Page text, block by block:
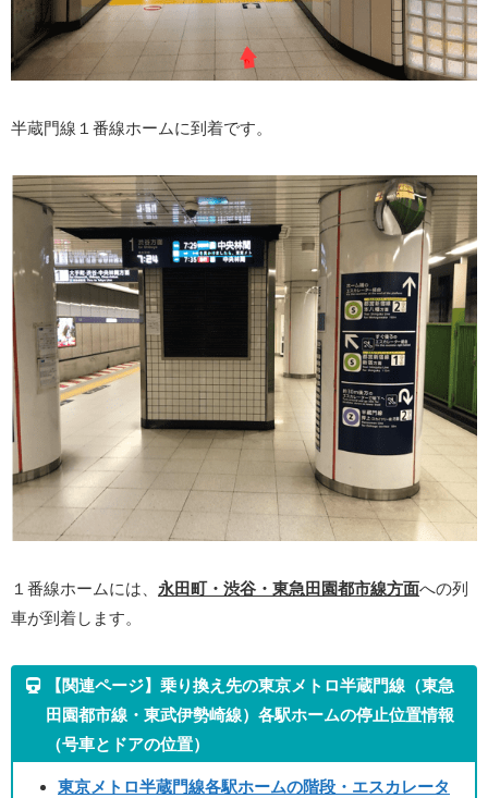
半蔵門線１番線ホームに到着です。
１番線ホームには、 永田町・渋谷・東急田園都市線方面への列
車が到着します。
【関連ページ】乗り換え先の東京メトロ半蔵門線（東急
田園都市線・東武伊勢崎線）各駅ホームの停止位置情報
（号車とドアの位置）
東京メトロ半蔵門線各駅ホームの階段・エスカレータ